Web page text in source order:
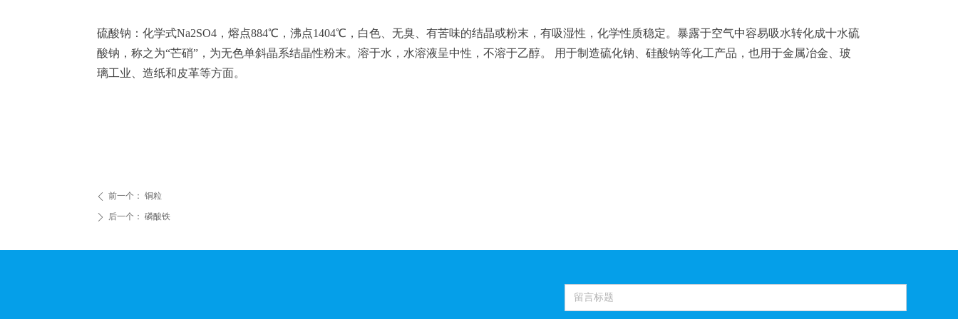
硫酸钠：化学式Na2SO4，熔点884℃，沸点1404℃，白色、无臭、有苦味的结晶或粉末，有吸湿性，化学性质稳定。暴露于空气中容易吸水转化成十水硫
酸钠，称之为“芒硝”，为无色单斜晶系结晶性粉末。溶于水，水溶液呈中性，不溶于乙醇。 用于制造硫化钠、硅酸钠等化工产品，也用于金属冶金、玻
璃工业、造纸和皮革等方面。
ꄴ 前一个： 铜粒
ꄲ 后一个： 磷酸铁